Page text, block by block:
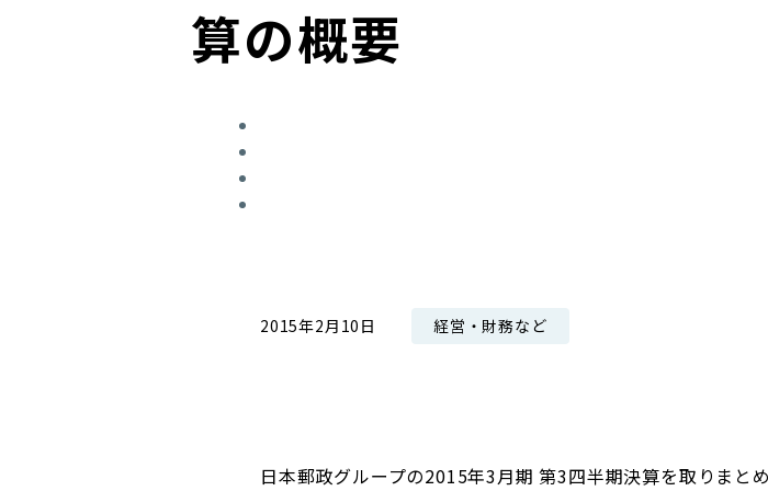
ローカル共創イニシアティブ
サステナビリティマネジメント算の概要
2015年2月10日 経営・財務など
日本郵政グループの2015年3月期 第3四半期決算を取りまと